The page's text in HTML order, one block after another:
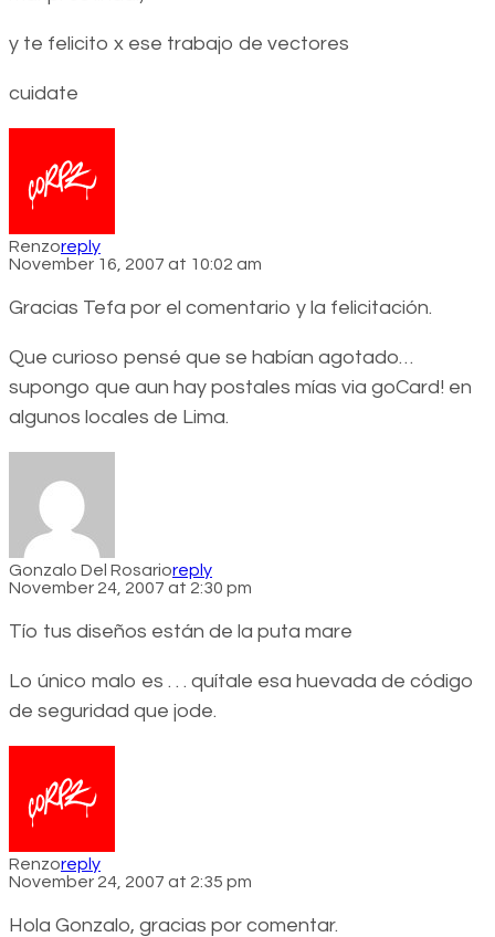
y te felicito x ese trabajo de vectores
cuidate
Renzoreply
November 16, 2007 at 10:02 am
Gracias Tefa por el comentario y la felicitación.
Que curioso pensé que se habían agotado…
supongo que aun hay postales mías via goCard! en
algunos locales de Lima.
Gonzalo Del Rosarioreply
November 24, 2007 at 2:30 pm
Tío tus diseños están de la puta mare
Lo único malo es . . . quítale esa huevada de código
de seguridad que jode.
Renzoreply
November 24, 2007 at 2:35 pm
Hola Gonzalo, gracias por comentar.